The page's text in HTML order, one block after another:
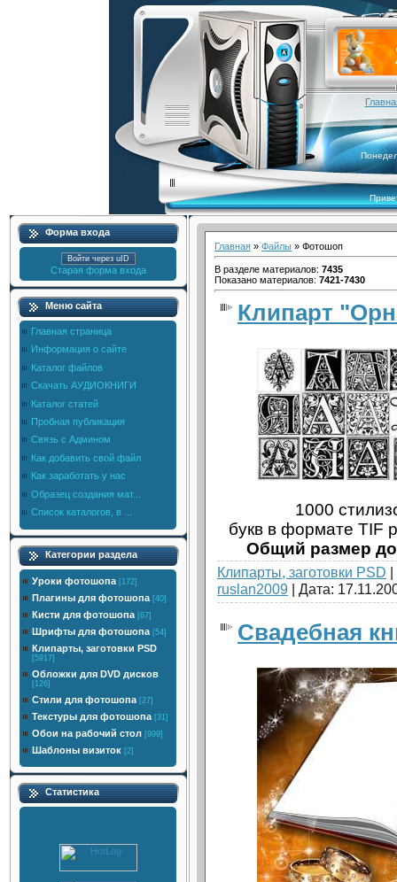
Форма входа
Войти через uID
Старая форма входа
Меню сайта
Главная страница
Информация о сайте
Каталог файлов
Скачать АУДИОКНИГИ
Каталог статей
Пробная публикация
Связь с Админом
Как добавить свой файл
Как заработать у нас
Образец создания мат...
Список каталогов, в ...
Категории раздела
Уроки фотошопа [172]
Плагины для фотошопа [40]
Кисти для фотошопа [67]
Шрифты для фотошопа [54]
Клипарты, заготовки PSD
[5917]
Обложки для DVD дисков
[126]
Стили для фотошопа [27]
Текстуры для фотошопа [31]
Обои на рабочий стол [999]
Шаблоны визиток [2]
Статистика
Главная » Файлы » Фотошоп
В разделе материалов: 7435
Показано материалов: 7421-7430
Клипарт
1000
букв в формате TIF
Общий размер
Клипарты, заготовки PSD
ruslan2009 | Дата:
Cвадебная